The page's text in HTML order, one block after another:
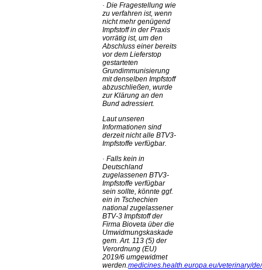
· Die Fragestellung wie
zu verfahren ist, wenn
nicht mehr genügend
Impfstoff in der Praxis
vorrätig ist, um den
Abschluss einer bereits
vor dem Lieferstop
gestarteten
Grundimmunisierung
mit denselben Impfstoff
abzuschließen, wurde
zur Klärung an den
Bund adressiert.
Laut unseren
Informationen sind
derzeit nicht alle BTV3-
Impfstoffe verfügbar.
· Falls kein in
Deutschland
zugelassenen BTV3-
Impfstoffe verfügbar
sein sollte, könnte ggf.
ein in Tschechien
national zugelassener
BTV-3 Impfstoff der
Firma Bioveta über die
Umwidmungskaskade
gem. Art. 113 (5) der
Verordnung (EU)
2019/6 umgewidmet
werden. medicines.health.europa.eu/veterinary/